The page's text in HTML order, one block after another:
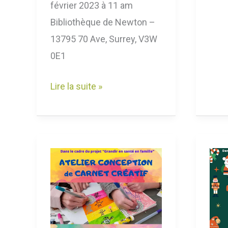
février 2023 à 11 am
Bibliothèque de Newton –
13795 70 Ave, Surrey, V3W
0E1
Lire la suite »
Atelier
conception
de
Carnet
Créatif
avec
nous
à